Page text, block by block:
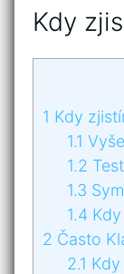
Kdy
1 Kdy
1.1
1.2
1.3
1.4
2 Často
2.1